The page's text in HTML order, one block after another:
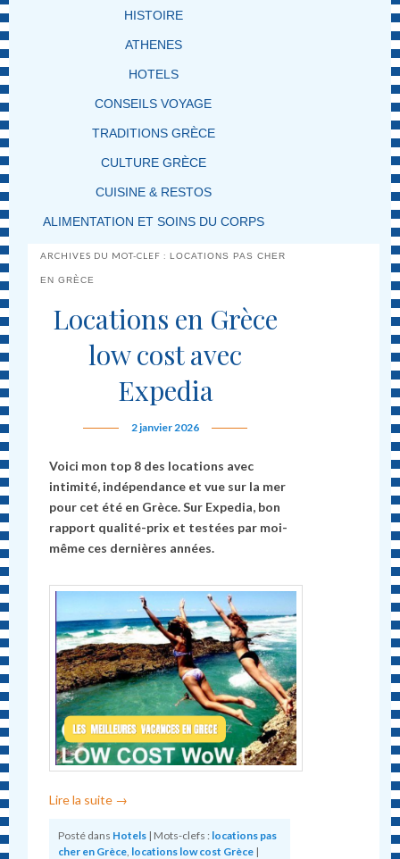
HISTOIRE
ATHENES
HOTELS
CONSEILS VOYAGE
TRADITIONS GRÈCE
CULTURE GRÈCE
CUISINE & RESTOS
ALIMENTATION ET SOINS DU CORPS
ARCHIVES DU MOT-CLEF :LOCATIONS PAS CHER
EN GRÈCE
Locations en Grèce
low cost avec
Expedia
2 janvier 2026
Voici mon top 8 des locations avec
intimité, indépendance et vue sur la mer
pour cet été en Grèce. Sur Expedia, bon
rapport qualité-prix et testées par moi-
même ces dernières années.
Lire la suite →
Posté dans Hotels | Mots-clefs : locations pas
cher en Grèce locations low cost Grèce |